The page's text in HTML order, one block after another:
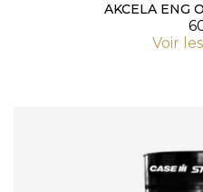
AKCELA ENG
Voir